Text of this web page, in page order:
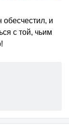
и
с той, чьим